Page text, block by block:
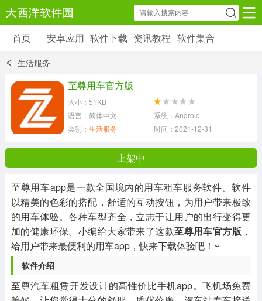
安卓应用 软件下载 资讯教程
6179 款应用
39 款应用
首页 安卓应用 软件下载 资讯教程 软件集合
生活服务
至尊用车官方版
大小：51KB
语言：简体中文
系统：Android
类别： 生活服务 时间：2021-12-31 15:37:53
上架中
至尊用车app是一款全国境内的用车租车服务软件。软件
以精美的色彩的搭配，舒适的互动按钮，为用户带来极致
的用车体验。各种车型齐全，立志于让用户的出行变得更
加的健康环保。小编给大家带来了这款至尊用车官方版 ，
给用户带来最便利的用车app，快来下载体验吧！~
软件介绍
至尊汽车租赁开发设计的高性价比手机app。飞机场免费